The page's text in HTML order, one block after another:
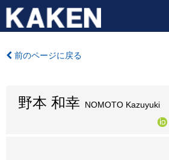
前のページに戻る
野本 和幸 NOMOTO Kazuyuki